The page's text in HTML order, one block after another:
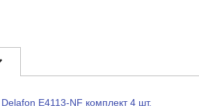
E4113-NF комплект 4 шт.